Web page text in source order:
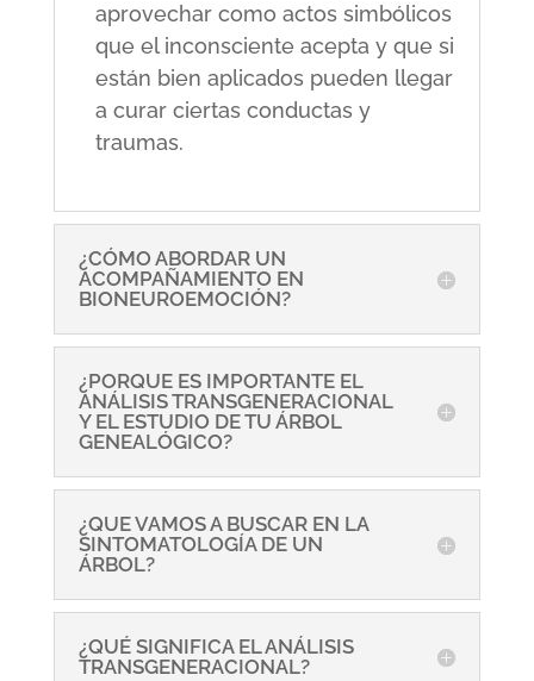
aprovechar como actos simbólicos
que el inconsciente acepta y que si
están bien aplicados pueden llegar
a curar ciertas conductas y
traumas.
¿CÓMO ABORDAR UN
ACOMPAÑAMIENTO EN
BIONEUROEMOCIÓN?
¿PORQUE ES IMPORTANTE EL
ANÁLISIS TRANSGENERACIONAL
Y EL ESTUDIO DE TU ÁRBOL
GENEALÓGICO?
¿QUE VAMOS A BUSCAR EN LA
SINTOMATOLOGÍA DE UN
ÁRBOL?
¿QUÉ SIGNIFICA EL ANÁLISIS
TRANSGENERACIONAL?